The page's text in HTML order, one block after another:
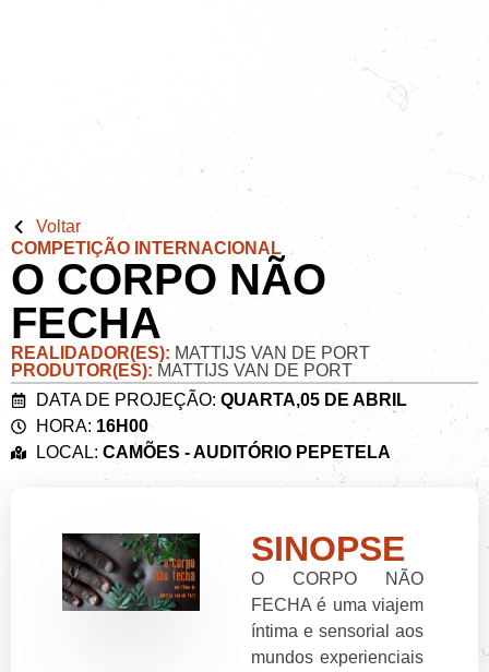
Voltar
COMPETIÇÃO INTERNACIONAL
O CORPO NÃO
FECHA
REALIDADOR(ES): MATTIJS VAN DE PORT
PRODUTOR(ES): MATTIJS VAN DE PORT
DATA DE PROJEÇÃO: QUARTA,05 DE ABRIL
HORA: 16H00
LOCAL: CAMÕES - AUDITÓRIO PEPETELA
SINOPSE
O CORPO NÃO
FECHA é uma viajem
íntima e sensorial aos
mundos experienciais